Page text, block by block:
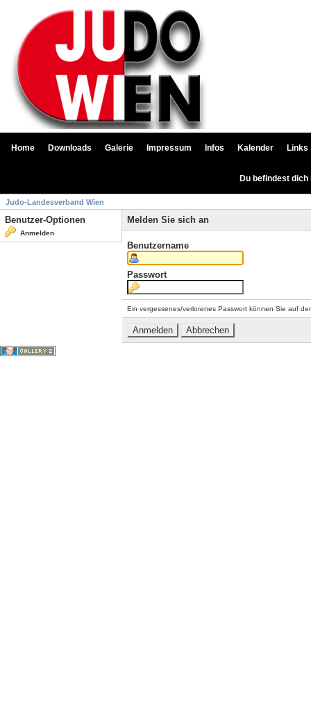
Home Downloads Galerie Impressum Infos Kalender Links
Du befindest
Judo-Landesverband Wien
Benutzer-Optionen
Anmelden
Melden Sie sich an
Benutzername
Passwort
Ein vergessenes/verlorenes Passwort können Sie auf